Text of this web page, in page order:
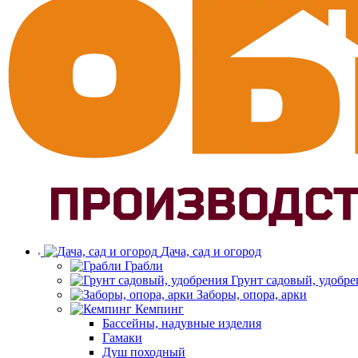
Дача, сад и огород
Грабли
Грунт садовый,
Заборы, опора, арки
Кемпинг
Бассейны, надувные изделия
Гамаки
Душ походный